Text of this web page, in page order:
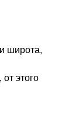
широта,
этого